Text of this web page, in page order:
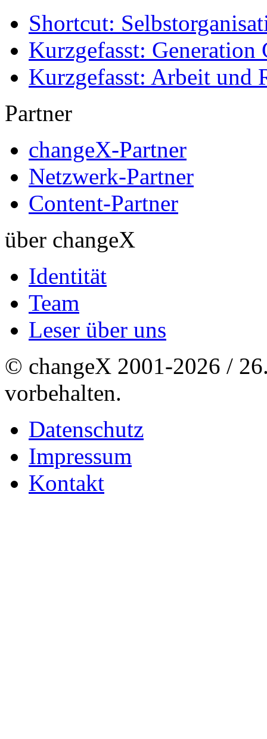
Shortcut:
Kurzgefasst: Generation
Kurzgefasst: Arbeit und
Partner
changeX-Partner
Netzwerk-Partner
Content-Partner
über changeX
Identität
Team
Leser über uns
© changeX 2001-2026 /
vorbehalten.
Datenschutz
Impressum
Kontakt